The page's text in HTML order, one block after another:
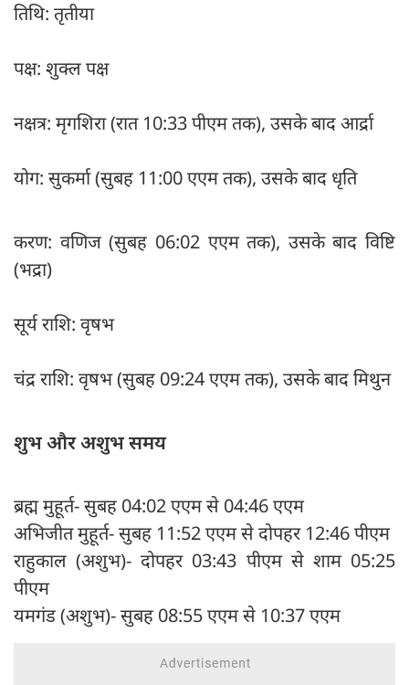
तिथि: तृतीया
पक्ष: शुक्ल पक्ष
नक्षत्र: मृगशिरा (रात 10:33 पीएम तक), उसके बाद आर्द्रा
योग: सुकर्मा (सुबह 11:00 एएम तक), उसके बाद धृति
करण: वणिज (सुबह 06:02 एएम तक), उसके बाद विष्टि
(भद्रा)
सूर्य राशि: वृषभ
चंद्र राशि: वृषभ (सुबह 09:24 एएम तक), उसके बाद मिथुन
शुभ और अशुभ समय
ब्रह्म मुहूर्त- सुबह 04:02 एएम से 04:46 एएम
अभिजीत मुहूर्त- सुबह 11:52 एएम से दोपहर 12:46 पीएम
राहुकाल (अशुभ)- दोपहर 03:43 पीएम से शाम 05:25
पीएम
यमगंड (अशुभ)- सुबह 08:55 एएम से 10:37 एएम